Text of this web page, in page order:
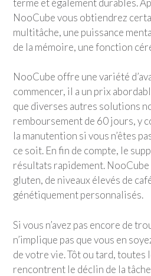
terme et également durables.
NooCube vous obtiendrez
multitâche, une puissance
de la mémoire, une fonction
NooCube offre une variété
commencer, il a un prix
que diverses autres solutions
remboursement de 60 jours, y
la manutention si vous n’êtes
ce soit. En fin de compte, le
résultats rapidement. NooCube
gluten, de niveaux élevés de
génétiquement personnalisés.
Si vous n’avez pas encore de
n’implique pas que vous en
de votre vie. Tôt ou tard, toutes
rencontrent le déclin de la